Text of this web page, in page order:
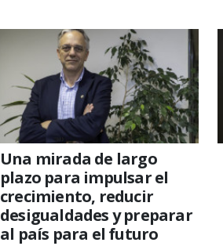
Una mirada de largo
plazo para impulsar el
crecimiento, reducir
desigualdades y preparar
al país para el futuro